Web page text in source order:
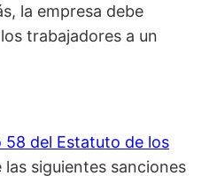
la empresa debe
trabajadores a un
58 del Estatuto de los
las siguientes sanciones